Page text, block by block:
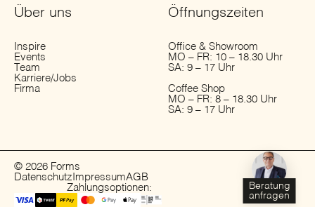
Über uns
Inspire
Events
Team
Karriere/Jobs
Firma
Öffnungs­zeiten
Office & Showroom
MO – FR: 10 – 18.30 Uhr
SA: 9 – 17 Uhr
Coffee Shop
MO – FR: 8 – 18.30 Uhr
SA: 9 – 17 Uhr
© 2026 Forms
Datenschutz ImpressumAGB
Zahlungsoptionen:
Beratung
anfragen